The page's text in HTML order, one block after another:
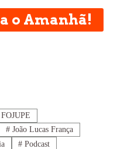
o Amanhã!
FOJUPE
#João Lucas França
# Podcast